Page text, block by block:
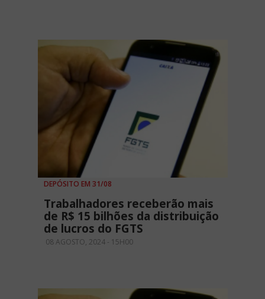
DEPÓSITO EM 31/08
Trabalhadores receberão mais
de R$ 15 bilhões da distribuição
de lucros do FGTS
08 AGOSTO, 2024 - 15H00